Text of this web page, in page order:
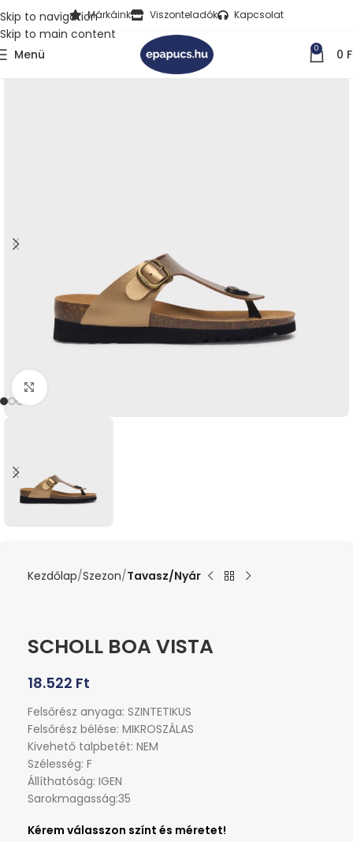
Skip to navigation
Skip to main content
Márkáink Viszonteladók Kapcsolat
Menü 0 0
Kezdőlap Szezon Tavasz/Nyár
SCHOLL BOA VISTA
18.522 Ft
Felsőrész anyaga: SZINTETIKUS
Felsőrész bélése: MIKROSZÁLAS
Kivehető talpbetét: NEM
Szélesség: F
Állíthatóság: IGEN
Sarokmagasság:35